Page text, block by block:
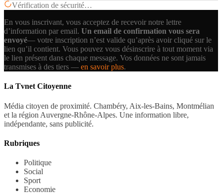
Vérification de sécurité…
En vous inscrivant, vous acceptez de recevoir notre lettre
d’information par email. Un email de confirmation vous sera
envoyé— votre inscription n’est valide qu’après avoir cliqué sur le
lien qu’il contient. Vous pouvez vous désinscrire à tout moment via
le lien présent dans chaque message. Vos données ne sont jamais
transmises à des tiers — en savoir plus.
La Tvnet Citoyenne
Média citoyen de proximité. Chambéry, Aix-les-Bains, Montmélian
et la région Auvergne-Rhône-Alpes. Une information libre,
indépendante, sans publicité.
Rubriques
Politique
Social
Sport
Economie